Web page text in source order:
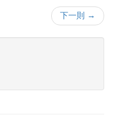
下一則 →